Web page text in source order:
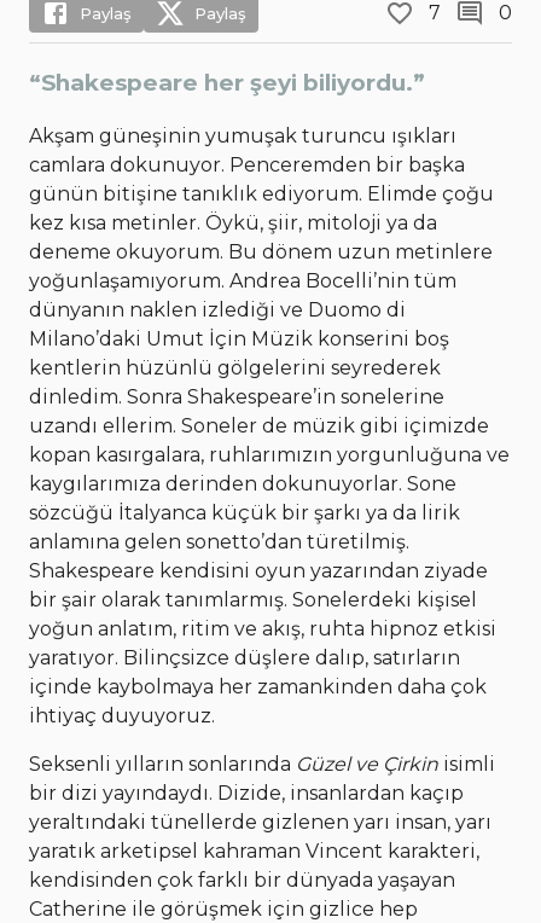
Paylaş Paylaş 7 0
“Shakespeare her şeyi biliyordu.”
Akşam güneşinin yumuşak turuncu ışıkları
camlara dokunuyor. Penceremden bir başka
günün bitişine tanıklık ediyorum. Elimde çoğu
kez kısa metinler. Öykü, şiir, mitoloji ya da
deneme okuyorum. Bu dönem uzun metinlere
yoğunlaşamıyorum. Andrea Bocelli’nin tüm
dünyanın naklen izlediği ve Duomo di
Milano’daki Umut İçin Müzik konserini boş
kentlerin hüzünlü gölgelerini seyrederek
dinledim. Sonra Shakespeare’in sonelerine
uzandı ellerim. Soneler de müzik gibi içimizde
kopan kasırgalara, ruhlarımızın yorgunluğuna ve
kaygılarımıza derinden dokunuyorlar. Sone
sözcüğü İtalyanca küçük bir şarkı ya da lirik
anlamına gelen sonetto’dan türetilmiş.
Shakespeare kendisini oyun yazarından ziyade
bir şair olarak tanımlarmış. Sonelerdeki kişisel
yoğun anlatım, ritim ve akış, ruhta hipnoz etkisi
yaratıyor. Bilinçsizce düşlere dalıp, satırların
içinde kaybolmaya her zamankinden daha çok
ihtiyaç duyuyoruz.
Seksenli yılların sonlarında Güzel ve Çirkin isimli
bir dizi yayındaydı. Dizide, insanlardan kaçıp
yeraltındaki tünellerde gizlenen yarı insan, yarı
yaratık arketipsel kahraman Vincent karakteri,
kendisinden çok farklı bir dünyada yaşayan
Catherine ile görüşmek için gizlice hep